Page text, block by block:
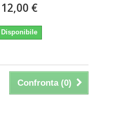
12,00 €
Disponibile
Confronta (0)